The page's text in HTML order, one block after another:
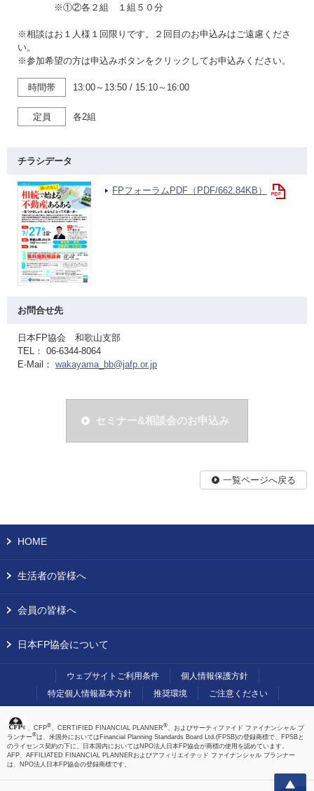
※①②各２組 １組５０分
※相談はお１人様１回限りです。２回目のお申込みはご遠慮くださ
い。
※参加希望の方は申込みボタンをクリックしてお申込みください。
時間帯 13:00～13:50 / 15:10～16:00
定員 各2組
チラシデータ
FPフォーラムPDF（PDF/662.84KB）
お問合せ先
日本FP協会 和歌山支部
TEL： 06-6344-8064
E-Mail： wakayama_bb@jafp.or.jp
セミナー&相談会のお申込み
一覧ページへ戻る
上へ
HOME
生活者の皆様へ
会員の皆様へ
日本FP協会について
ウェブサイトご利用条件
個人情報保護方針
特定個人情報基本方針
推奨環境 ご注意ください
、CFP® 、CERTIFIED FINANCIAL PLANNER® 、およびサーティファイド ファイナンシャル プ
ランナー®は、米国外においてはFinancial Planning Standards Board Ltd.(FPSB)の登録商標で、FPSBと
のライセンス契約の下に、日本国内においてはNPO法人日本FP協会が商標の使用を認めています。
AFP、AFFILIATED FINANCIAL PLANNERおよびアフィリエイテッド ファイナンシャル プランナー
は、NPO法人日本FP協会の登録商標です。